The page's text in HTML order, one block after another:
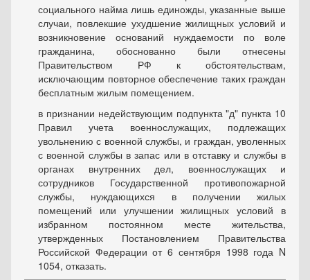
социального найма лишь единожды, указанные выше
случаи, повлекшие ухудшение жилищных условий и
возникновение оснований нуждаемости по воле
гражданина, обоснованно были отнесены
Правительством РФ к обстоятельствам,
исключающим повторное обеспечение таких граждан
бесплатным жилым помещением.
в признании недействующим подпункта "д" пункта 10
Правил учета военнослужащих, подлежащих
увольнению с военной службы, и граждан, уволенных
с военной службы в запас или в отставку и службы в
органах внутренних дел, военнослужащих и
сотрудников Государственной противопожарной
службы, нуждающихся в получении жилых
помещений или улучшении жилищных условий в
избранном постоянном месте жительства,
утвержденных Постановлением Правительства
Российской Федерации от 6 сентября 1998 года N
1054, отказать.